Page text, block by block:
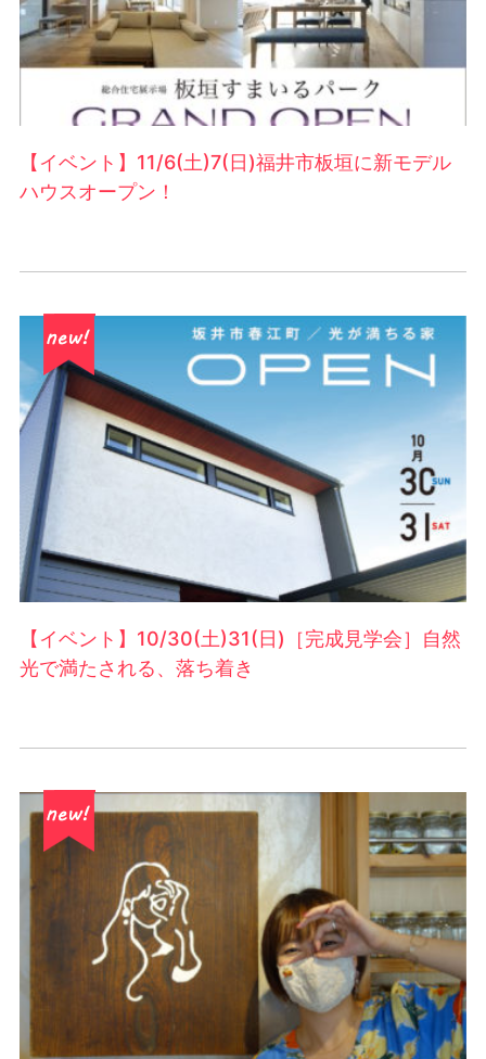
【イベント】11/6(土)7(日)福井市板垣に新モデル
ハウスオープン！
【イベント】10/30(土)31(日)［完成見学会］自然
光で満たされる、落ち着き